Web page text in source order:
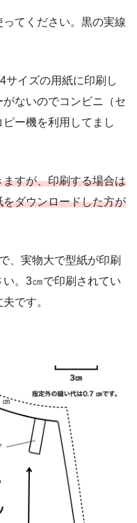
てください。黒の実線
サイズの用紙に印刷し
ないのでコンビニ（セ
ー機を利用してまし
すが、印刷する場合は
ダウンロードした方が
、実物大で型紙が印刷
。3㎝で印刷されてい
です。